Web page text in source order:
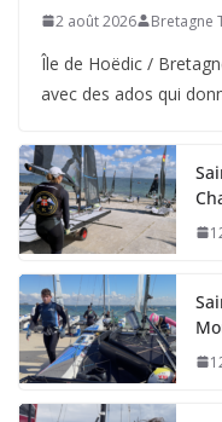
2 août 2026 Bretagne
Île de Hoëdic /
avec des ados qui